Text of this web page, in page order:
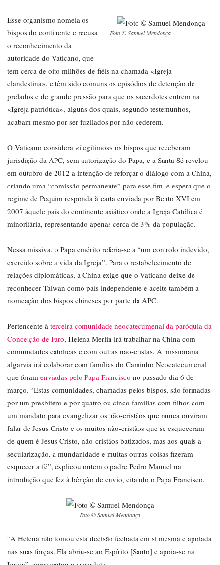
Foto © Samuel Mendonça
Esse organismo nomeia os
bispos do continente e recusa
o reconhecimento da
autoridade do Vaticano, que
tem cerca de oito milhões de fiéis na chamada «Igreja
clandestina», e têm sido comuns os episódios de detenção de
prelados e de grande pressão para que os sacerdotes entrem na
«Igreja patriótica», alguns dos quais, segundo testemunhos,
acabam mesmo por ser fuzilados por não cederem.
O Vaticano considera «ilegítimos» os bispos que receberam
jurisdição da APC, sem autorização do Papa, e a Santa Sé revelou
em outubro de 2012 a intenção de reforçar o diálogo com a China,
criando uma “comissão permanente” para esse fim, e espera que o
regime de Pequim responda à carta enviada por Bento XVI em
2007 àquele país do continente asiático onde a Igreja Católica é
minoritária, representando apenas cerca de 3% da população.
Nessa missiva, o Papa emérito referia-se a “um controlo indevido,
exercido sobre a vida da Igreja”. Para o restabelecimento de
relações diplomáticas, a China exige que o Vaticano deixe de
reconhecer Taiwan como país independente e aceite também a
nomeação dos bispos chineses por parte da APC.
Pertencente à terceira comunidade neocatecumenal da paróquia da
Conceição de Faro, Helena Merlin irá trabalhar na China com
comunidades católicas e com outras não-cristãs. A missionária
algarvia irá colaborar com famílias do Caminho Neocatecumenal
que foram enviadas pelo Papa Francisco no passado dia 6 de
março. “Estas comunidades, chamadas pelos bispos, são formadas
por um presbítero e por quatro ou cinco famílias com filhos com
um mandato para evangelizar os não-cristãos que nunca ouviram
falar de Jesus Cristo e os muitos não-cristãos que se esqueceram
de quem é Jesus Cristo, não-cristãos batizados, mas aos quais a
secularização, a mundanidade e muitas outras coisas fizeram
esquecer a fé”, explicou ontem o padre Pedro Manuel na
introdução que fez à bênção de envio, citando o Papa Francisco.
Foto © Samuel Mendonça
“A Helena não tomou esta decisão fechada em si mesma e apoiada
nas suas forças. Ela abriu-se ao Espírito [Santo] e apoia-se na